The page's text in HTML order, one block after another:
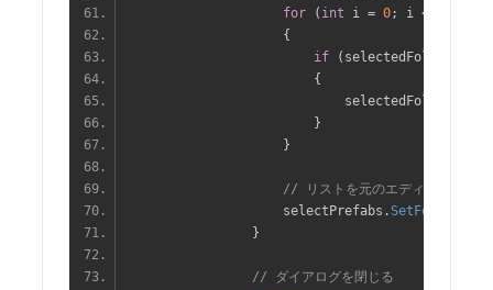
for
( int i = 0; i <
{
if
(
{
                            selectedFolderPaths
}
}
// リストを元のエディタウィンド
                    selectPrefabs
.
}
// ダイアログを閉じる